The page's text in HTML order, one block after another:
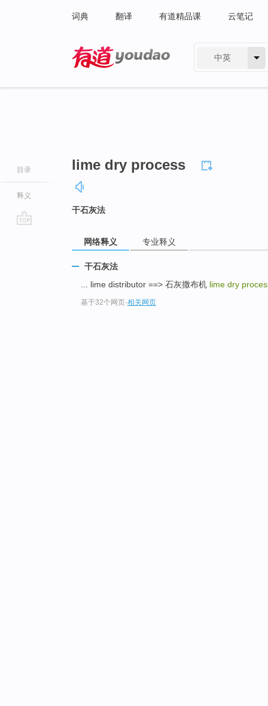
词典 翻译 有道精品课 云笔记
中英
目录
释义
lime dry process
干石灰法
网络释义 专业释义
干石灰法
... lime distributor ==> 石灰撒布机 lime dry
基于32个网页-相关网页